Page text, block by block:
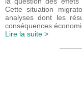
Cette situation
analyses dont les
conséquences
Lire la suite >